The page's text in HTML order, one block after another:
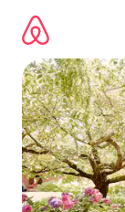
Inhalten
springen